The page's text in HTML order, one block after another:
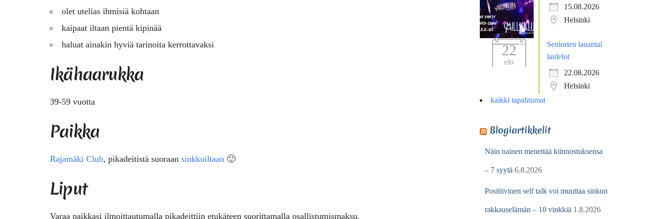
olet utelias ihmisiä kohtaan
kaipaat iltaan pientä kipinää
haluat ainakin hyviä tarinoita kerrottavaksi
Ikähaarukka
39-59 vuotta
Paikka
Rajamäki Club, pikadeitistä suoraan sinkkuiltaan 🙂
Liput
Varaa paikkasi ilmoittautumalla pikadeittiin etukäteen suorittamalla osallistumismaksu.
15.08.2026
Helsinki
22
elo
Seniorien lauantai
laulelot
22.08.2026
Helsinki
kaikki tapahtumat
Blogiartikkelit
Näin nainen menettää kiinnostuksensa
– 7 syytä 6.8.2026
Positiivinen self talk voi muuttaa sinkun
rakkauselämän – 10 vinkkiä 1.8.2026